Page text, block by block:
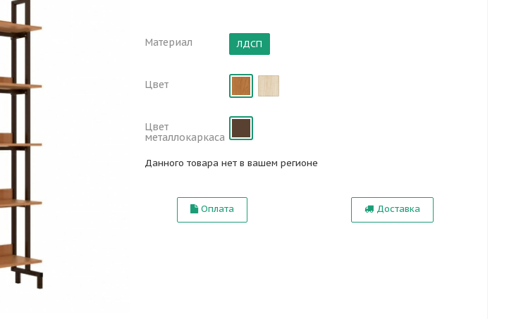
Материал ЛДСП
Цвет
Цвет
металлокаркаса
Данного товара нет в вашем регионе
Оплата Доставка